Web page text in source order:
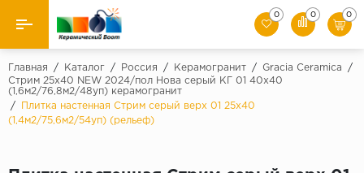
Назад
Производители
0 0 0
Главная / Каталог / Россия / Керамогранит / Gracia Ceramica
/
Стрим 25х40 NEW 2024/пол Нова серый КГ 01 40х40
(1,6м2/76,8м2/48уп) керамогранит
/
Плитка настенная Стрим серый верх 01 25х40
(1,4м2/75,6м2/54уп) (рельеф)